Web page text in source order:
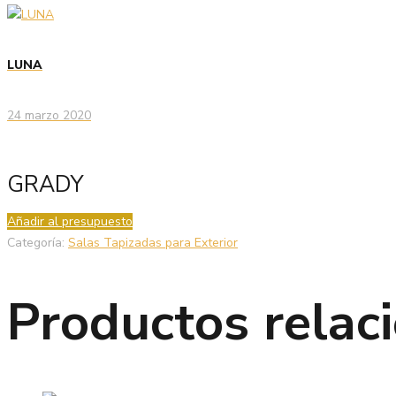
LUNA
24 marzo 2020
GRADY
Añadir al presupuesto
Categoría: Salas Tapizadas para Exterior
Productos